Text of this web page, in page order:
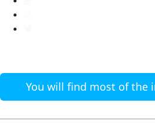
You will find most of the